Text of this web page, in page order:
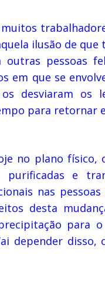
ilusão de
outras pessoas
em que se
desviaram os
para retornar
no plano físico,
purificadas e
nas
desta
para
depender